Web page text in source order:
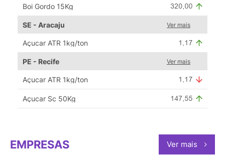
Boi Gordo 15Kg
SE - Aracaju Ver mais
Açucar ATR 1kg/ton
PE - Recife Ver mais
Açucar ATR 1kg/ton
Açucar Sc 50Kg
EMPRESAS Ver mais